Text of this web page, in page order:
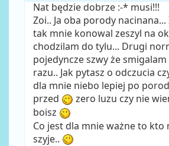
Nat będzie dobrze :-* musi!!!
Zoi.. Ja oba porody
tak mnie konowal zeszyl na
chodzilam do tylu... Drugi
pojedyncze szwy że
razu.. Jak pytasz o odczucia
dla mnie niebo lepiej po
przed
zero luzu czy nie
boisz
Co jest dla mnie ważne to kto
szyje..